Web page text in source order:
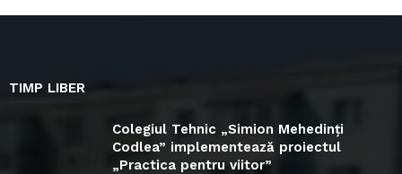
TIMP LIBER
Colegiul Tehnic „Simion Mehedinți
Codlea” implementează proiectul
„Practica pentru viitor”